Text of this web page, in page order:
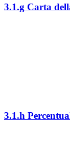
3.1.g Carta
3.1.h